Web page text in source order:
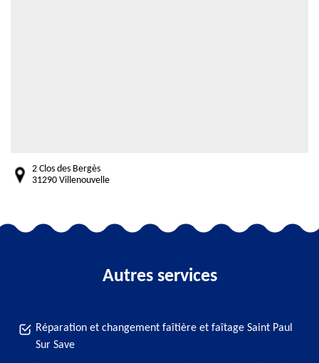
2 Clos des Bergès
31290 Villenouvelle
Autres services
Réparation et changement faîtière et faîtage Saint Paul
Sur Save